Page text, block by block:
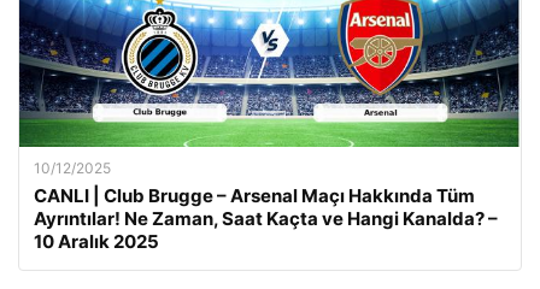
10/12/2025
CANLI | Club Brugge – Arsenal Maçı Hakkında Tüm
Ayrıntılar! Ne Zaman, Saat Kaçta ve Hangi Kanalda? –
10 Aralık 2025